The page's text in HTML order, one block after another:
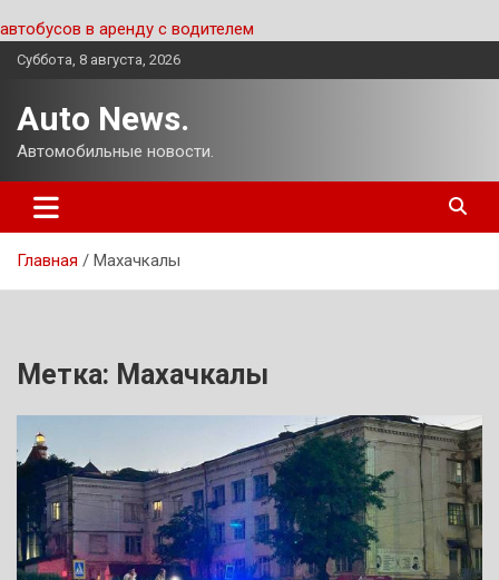
автобусов в аренду с водителем
Перейти
Суббота, 8 августа, 2026
Auto News.
Автомобильные новости.
Главная Махачкалы
Метка: Махачкалы